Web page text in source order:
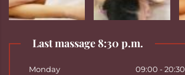
Last massage 8:30 p.m.
Monday
09:00 - 20:30